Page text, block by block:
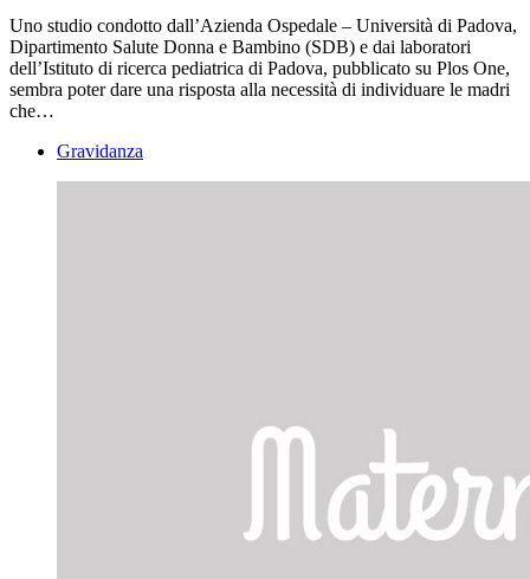
Uno studio condotto dall’Azienda Ospedale – Università di Padova,
Dipartimento Salute Donna e Bambino (SDB) e dai laboratori
dell’Istituto di ricerca pediatrica di Padova, pubblicato su Plos One,
sembra poter dare una risposta alla necessità di individuare le madri
che…
Gravidanza